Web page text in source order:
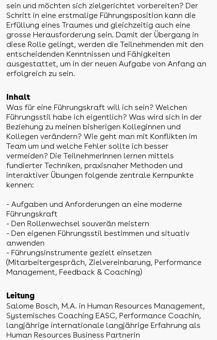
sein und möchten sich zielgerichtet vorbereiten? Der
Schritt in eine erstmalige Führungsposition kann die
Erfüllung eines Traumes und gleichzeitig auch eine
grosse Herausforderung sein. Damit der Übergang in
diese Rolle gelingt, werden die Teilnehmenden mit den
entscheidenden Kenntnissen und Fähigkeiten
ausgestattet, um in der neuen Aufgabe von Anfang an
erfolgreich zu sein.
Inhalt
Was für eine Führungskraft will ich sein? Welchen
Führungsstil habe ich eigentlich? Was wird sich in der
Beziehung zu meinen bisherigen Kolleginnen und
Kollegen verändern? Wie geht man mit Konflikten im
Team um und welche Fehler sollte ich besser
vermeiden? Die TeilnehmerInnen lernen mittels
fundierter Techniken, praxisnaher Methoden und
interaktiver Übungen folgende zentrale Kernpunkte
kennen:
- Aufgaben und Anforderungen an eine moderne
Führungskraft
- Den Rollenwechsel souverän meistern
- Den eigenen Führungsstil bestimmen und situativ
anwenden
- Führungsinstrumente gezielt einsetzen
(Mitarbeitergespräch, Zielvereinbarung, Performance
Management, Feedback & Coaching)
Leitung
Salome Bosch, M.A. in Human Resources Management,
Systemisches Coaching EASC, Performance Coachin,
langjährige internationale langjährige Erfahrung als
Human Resources Business Partnerin